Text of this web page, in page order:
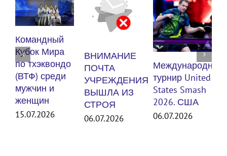
Командный
Кубок Мира
по тхэквондо
(ВТФ) среди
мужчин и
женщин
15.07.2026
ВНИМАНИЕ
ПОЧТА
УЧРЕЖДЕНИЯ
ВЫШЛА ИЗ
СТРОЯ
06.07.2026
Международный
турнир United
States Smash
2026. США
06.07.2026